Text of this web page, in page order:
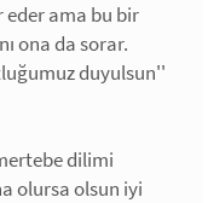
ama bu bir
ona da sorar.
duyulsun''
dilimi
olursa olsun iyi